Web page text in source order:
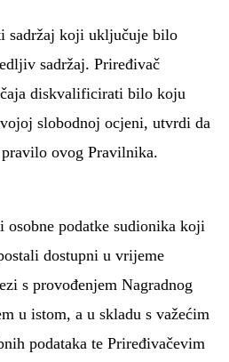
sadržaj koji uključuje bilo
sadržaj. Priređivač
diskvalificirati bilo koju
slobodnoj ocjeni, utvrdi da
ovog Pravilnika.
osobne podatke sudionika koji
dostupni u vrijeme
s provođenjem Nagradnog
u istom, a u skladu s važećim
podataka te Priređivačevim